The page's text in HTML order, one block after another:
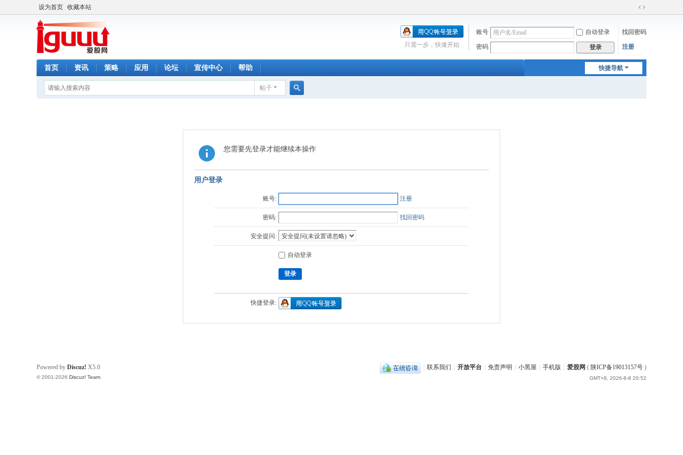
设为首页 收藏本站
切
到
账号 自动登录 找回密码
密码 登录 注册
只需一步，快速开始
快捷导航
首页 资讯 策略 应用 论坛 宣传中心 帮助
帖子
您需要先登录才能继续本操作
用户登录
账号: 注册
密码: 找回密码
安全提问:
自动登录
登录
快捷登录:
联系我们 开放平台 免责声明 小黑屋 手机版 爱股网 ( 陕ICP备19013157号 )
GMT+8, 2026-8-8 20:52
Powered by Discuz! X5.0
© 2001-2026 Discuz! Team